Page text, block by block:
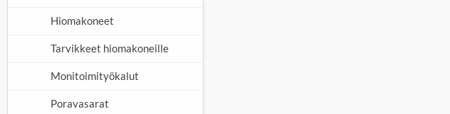
Hiomakoneet
Tarvikkeet hiomakoneille
Monitoimityökalut
Poravasarat